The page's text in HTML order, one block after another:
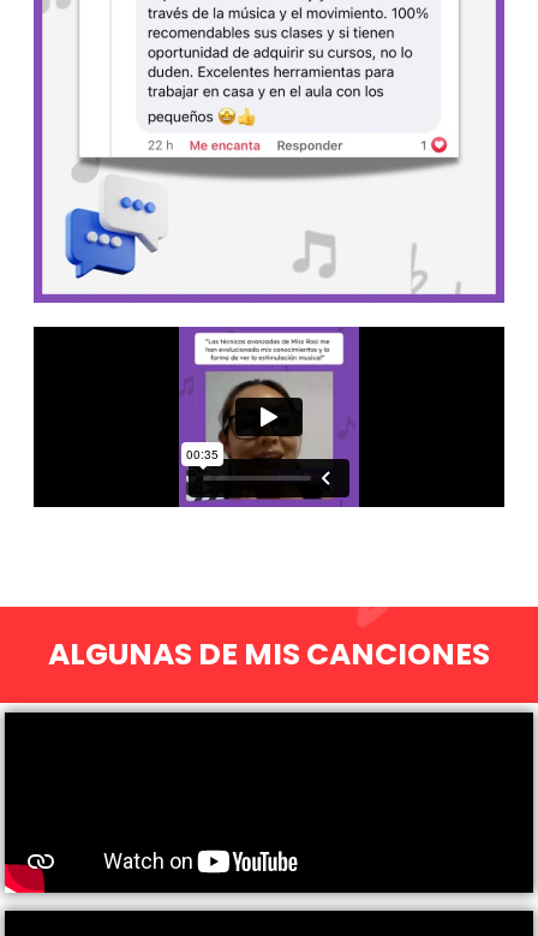
ALGUNAS DE MIS CANCIONES